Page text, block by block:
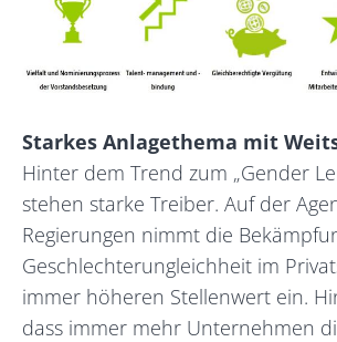
Starkes Anlagethema mit
Hinter dem Trend zum „Gender
stehen starke Treiber. Auf der
Regierungen nimmt die
Geschlechterungleichheit im
immer höheren Stellenwert ein.
dass immer mehr Unternehmen